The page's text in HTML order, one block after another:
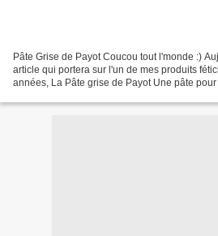
Pâte Grise de Payot Coucou tout l'monde :)
article qui portera sur l'un de mes produits
années, La Pâte grise de Payot Une pâte